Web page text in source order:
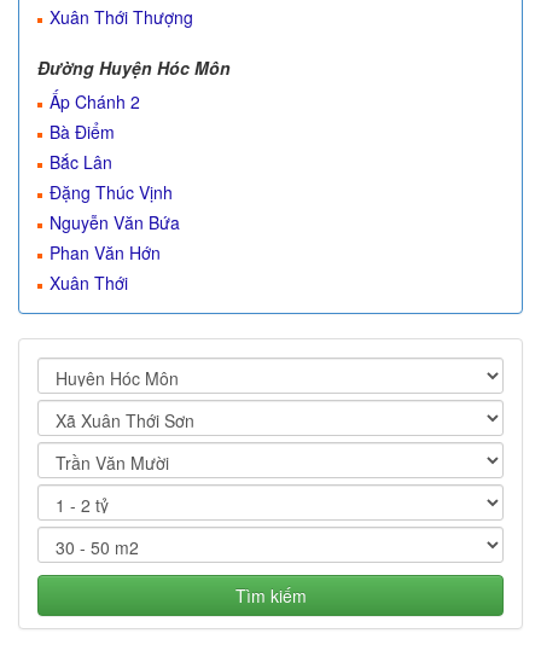
Xuân Thới Thượng
Đường Huyện Hóc Môn
Ấp Chánh 2
Bà Điểm
Bắc Lân
Đặng Thúc Vịnh
Nguyễn Văn Bứa
Phan Văn Hớn
Xuân Thới
Tìm kiếm